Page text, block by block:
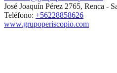
José Joaquín Pérez 2765, Renca -
Teléfono: +56228858626
www.grupoperiscopio.com